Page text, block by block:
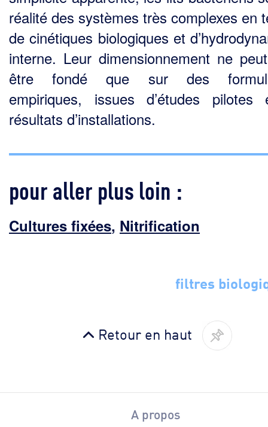
réalité des systè­mes très complexes en
de cinétiques biologiques et
interne. Leur dimensionne­ment ne
être fondé que sur des
empiriques, issues d’études
résultats d’installations.
pour aller plus loin :
Cultures fixées, Nitrification
filtres
Retour en haut
A propos